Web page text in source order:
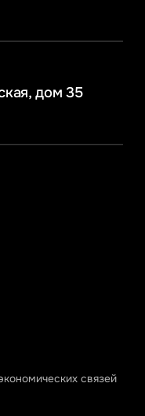
дом 35
связей